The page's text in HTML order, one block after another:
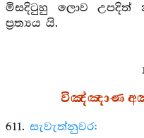
මිසදිටුහු ලොව
ප්‍රත්‍යය යි.
විඤ්ඤාණ
611. සැවැත්නුවර: